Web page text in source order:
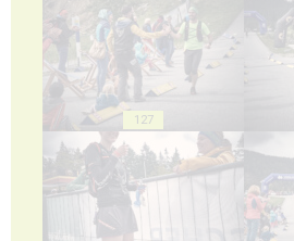
127